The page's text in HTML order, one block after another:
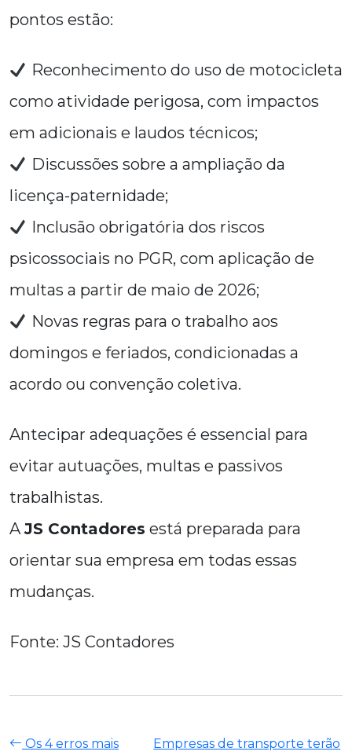
pontos estão:
Reconhecimento do uso de motocicleta
como atividade perigosa, com impactos
em adicionais e laudos técnicos;
Discussões sobre a ampliação da
licença-paternidade;
Inclusão obrigatória dos riscos
psicossociais no PGR, com aplicação de
multas a partir de maio de 2026;
Novas regras para o trabalho aos
domingos e feriados, condicionadas a
acordo ou convenção coletiva.
Antecipar adequações é essencial para
evitar autuações, multas e passivos
trabalhistas.
AJS Contadores está preparada para
orientar sua empresa em todas essas
mudanças.
Fonte: JS Contadores
Os 4 erros mais
Empresas de transporte terão